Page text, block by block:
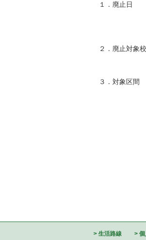
１．廃止日
※廃止日ま
（3月31
２．廃止対象
・伏
３．対象区
・高
生活路線 個